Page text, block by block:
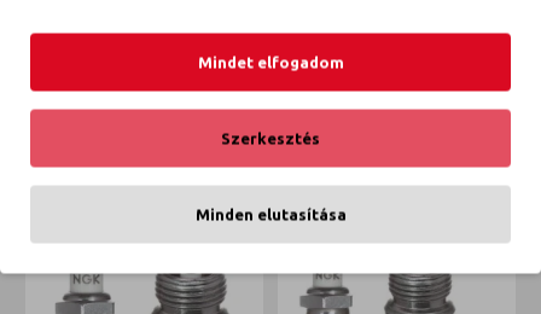
Mindet elfogadom
Szerkesztés
Minden elutasítása